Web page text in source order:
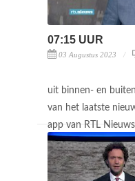
07:15 UUR
03 Augustus 2023
uit binnen- en
van het laatste
app van RTL